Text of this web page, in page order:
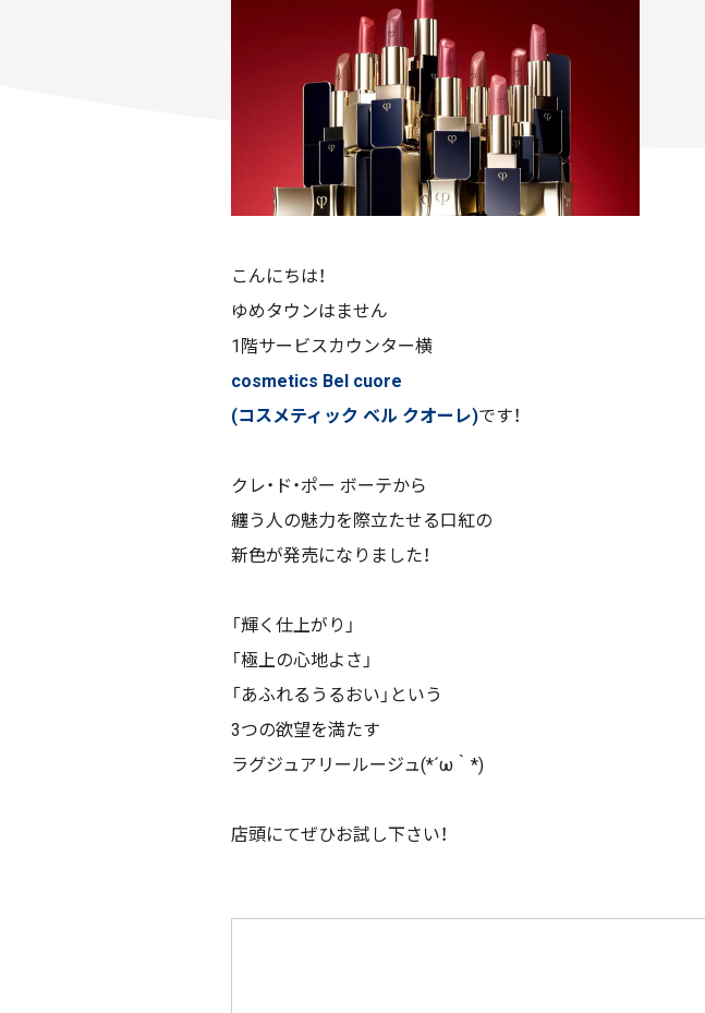
こんにちは！
ゆめタウンはません
1階サービスカウンター横
cosmetics Bel cuore
(コスメティック ベル クオーレ)です！
クレ・ド・ポー ボーテから
纏う人の魅力を際立たせる口紅の
新色が発売になりました！
「輝く仕上がり」
「極上の心地よさ」
「あふれるうるおい」という
3つの欲望を満たす
ラグジュアリールージュ(*´ω｀*)
店頭にてぜひお試し下さい！